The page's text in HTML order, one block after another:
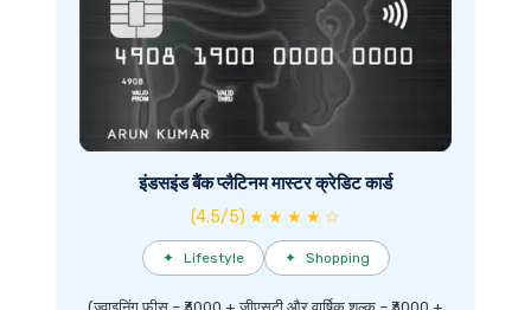
इंडसइंड बैंक प्लैटिनम मास्टर क्रेडिट कार्ड
(4.5/5) ★ ★ ★ ★ ☆
✦ Lifestyle ✦ Shopping